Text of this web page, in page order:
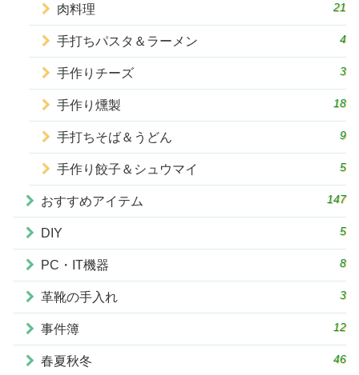
肉料理 21
手打ちパスタ＆ラーメン 4
手作りチーズ 3
手作り燻製 18
手打ちそば＆うどん 9
手作り餃子＆シュウマイ 5
おすすめアイテム 147
DIY 5
PC・IT機器 8
革靴の手入れ 3
事件簿 12
春夏秋冬 46